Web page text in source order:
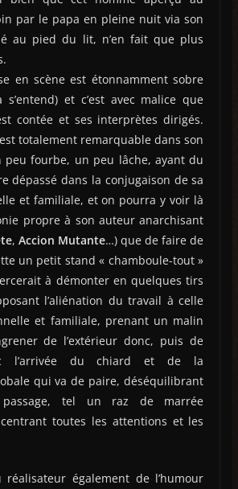
par le papa en pleine nuit via son
au pied du lit, n’en fait que plus
en scène est étonnamment sobre
et c’est avec malice que
contée et ses interprètes dirigés.
totalement remarquable dans son
peu fourbe, un peu lâche, ayant du
dépassé dans la conjugaison de sa
et familiale, et on pourra y voir là
propre à son auteur anarchisant
, Accion Mutante…) que de faire de
un petit stand « chamboule-tout »
à démonter en quelques tirs
l’aliénation du travail à celle
et familiale, prenant un malin
de l’extérieur donc, puis de
l’arrivée du chiard et de la
qui va de paire, déséquilibrant
tel un raz de marrée
toutes les attentions et les
également de l’humour